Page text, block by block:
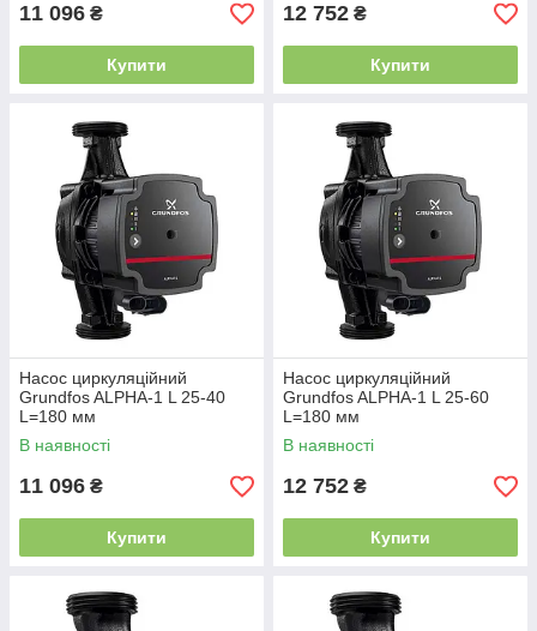
11 096 ₴
Купити
12 752 ₴
Купити
Насос циркуляційний
Grundfos ALPHA-1 L 25-40
L=180 мм
В наявності
11 096 ₴
Купити
Насос циркуляційний
Grundfos ALPHA-1 L 25-60
L=180 мм
В наявності
12 752 ₴
Купити